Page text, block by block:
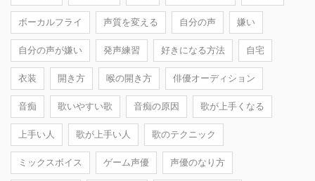
ボーカルフライ 声質を変える 自分の声 嫌い
自分の声が嫌い 発声練習 好きになる方法 自宅
衣装 開き方 喉の開き方 俳優オーディション
音痴 歌いやすい歌 音痴の原因 歌が上手くなる
上手い人 歌が上手い人 歌のテクニック
ミックスボイス ゲーム声優 声優のなり方